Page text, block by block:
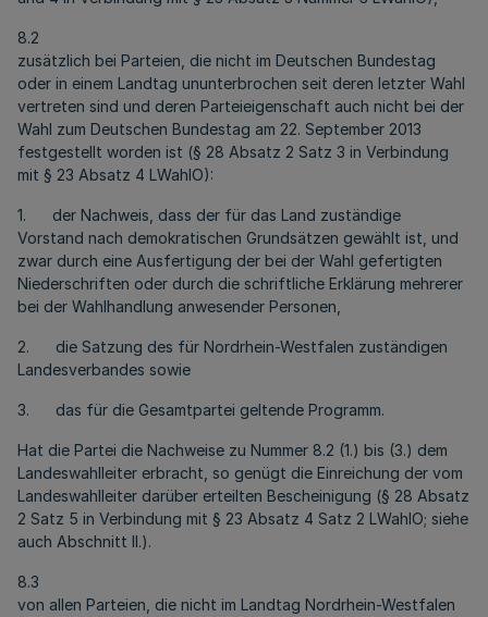
8.2
zusätzlich bei Parteien, die nicht im Deutschen Bundestag
oder in einem Landtag ununterbrochen seit deren letzter Wahl
vertreten sind und deren Parteieigenschaft auch nicht bei der
Wahl zum Deutschen Bundestag am 22. September 2013
festgestellt worden ist (§ 28 Absatz 2 Satz 3 in Verbindung
mit § 23 Absatz 4 LWahlO):
1. der Nachweis, dass der für das Land zuständige
Vorstand nach demokratischen Grundsätzen gewählt ist, und
zwar durch eine Ausfertigung der bei der Wahl gefertigten
Niederschriften oder durch die schriftliche Erklärung mehrerer
bei der Wahlhandlung anwesender Personen,
2. die Satzung des für Nordrhein-Westfalen zuständigen
Landesverbandes sowie
3. das für die Gesamtpartei geltende Programm.
Hat die Partei die Nachweise zu Nummer 8.2 (1.) bis (3.) dem
Landeswahlleiter erbracht, so genügt die Einreichung der vom
Landeswahlleiter darüber erteilten Bescheinigung (§ 28 Absatz
2 Satz 5 in Verbindung mit § 23 Absatz 4 Satz 2 LWahlO; siehe
auch Abschnitt II.).
8.3
von allen Parteien, die nicht im Landtag Nordrhein-Westfalen